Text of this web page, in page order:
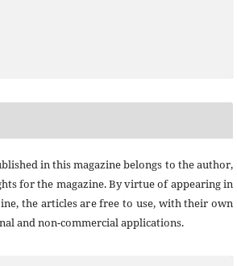
in this magazine belongs to the author,
for the magazine. By virtue of appearing in
the articles are free to use, with their own
and non-commercial applications.